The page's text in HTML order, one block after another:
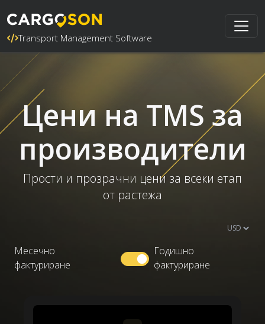
Transport Management Software
Цени на TMS за
производители
Прости и прозрачни цени за всеки етап
от растежа
Месечно
фактуриране
Годишно
фактуриране